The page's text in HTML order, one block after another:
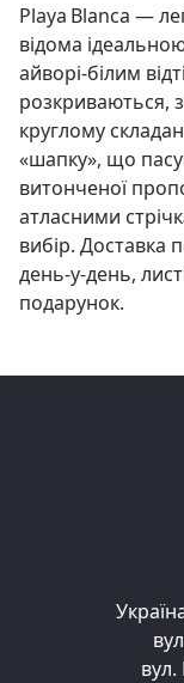
Playa Blanca —
відома
айворі‑білим
розкриваються,
круглому
«шапку», що
витонченої
атласними
вибір. Доставка
день‑у‑день,
подарунок.